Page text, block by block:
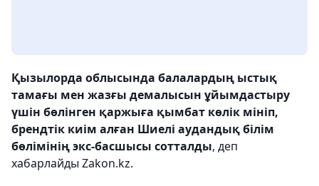
Қызылорда облысында балалардың ыстық
тамағы мен жазғы демалысын ұйымдастыру
үшін бөлінген қаржыға қымбат көлік мініп,
брендтік киім алған Шиелі аудандық білім
бөлімінің экс-басшысы сотталды, деп
хабарлайды Zakon.kz.